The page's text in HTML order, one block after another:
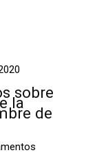
sobre
la
de